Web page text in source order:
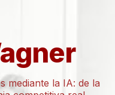
mediante la IA: de la